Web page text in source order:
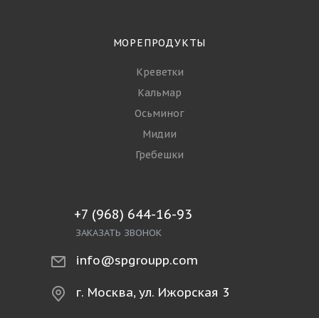
МОРЕПРОДУКТЫ
Креветки
Кальмар
Осьминог
Мидии
Гребешки
+7 (968) 644-16-93
ЗАКАЗАТЬ ЗВОНОК
info@spgroupp.com
г. Москва, ул. Ижорская 3